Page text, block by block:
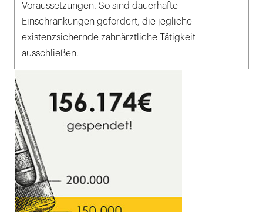
Voraussetzungen. So sind dauerhafte
Einschränkungen gefordert, die jegliche
existenzsichernde zahnärztliche Tätigkeit
ausschließen.